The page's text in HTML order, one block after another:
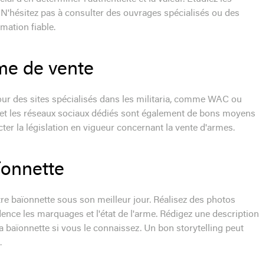
pas à consulter des ouvrages spécialisés ou des
fiable.
de vente
des sites spécialisés dans les militaria, comme WAC ou
les réseaux sociaux dédiés sont également de bons moyens
la législation en vigueur concernant la vente d'armes.
baïonnette sous son meilleur jour. Réalisez des photos
les marquages et l'état de l'arme. Rédigez une description
baïonnette si vous le connaissez. Un bon storytelling peut